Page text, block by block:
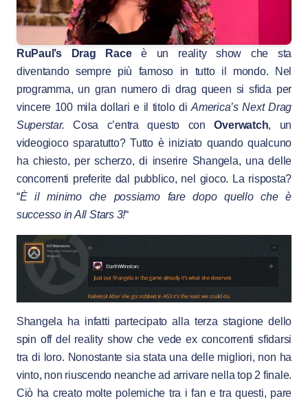
RuPaul’s Drag Raceè un reality show che sta
diventando sempre più famoso in tutto il mondo. Nel
programma, un gran numero di drag queen si sfida per
vincere 100 mila dollari e il titolo diAmerica’s Next Drag
Superstar. Cosa c’entra questo conOverwatch, un
videogioco sparatutto? Tutto è iniziato quando qualcuno
ha chiesto, per scherzo, di inserire Shangela, una delle
concorrenti preferite dal pubblico, nel gioco. La risposta?
“È il minimo che possiamo fare dopo quello che è
successo in All Stars 3!“
Shangela ha infatti partecipato alla terza stagione dello
spin off del reality show che vede ex concorrenti sfidarsi
tra di loro. Nonostante sia stata una delle migliori, non ha
vinto, non riuscendo neanche ad arrivare nella top 2 finale.
Ciò ha creato molte polemiche tra i fan e tra questi, pare